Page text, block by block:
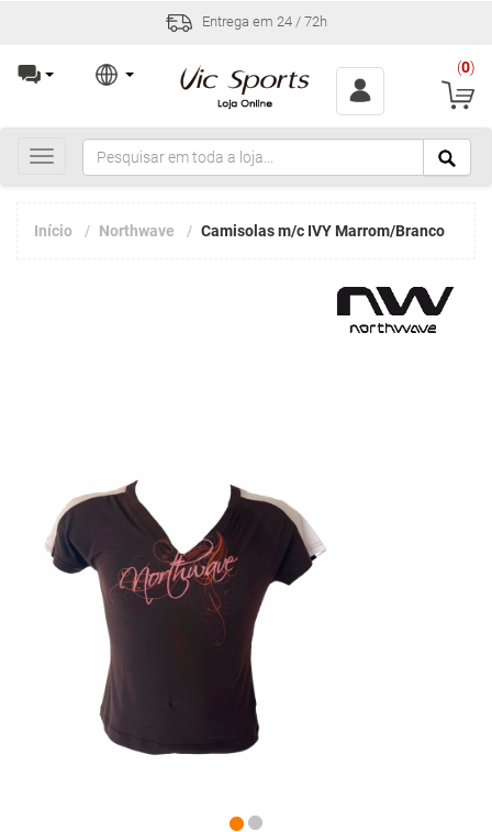
Entrega em 24 / 72h
(0)
Toggle
navigation
Início Northwave Camisolas m/c IVY Marrom/Branco